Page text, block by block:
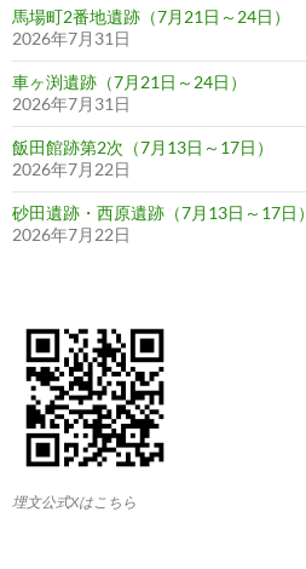
ョ
ン
馬場町2番地遺跡（7月21日～24日）
2026年7月31日
車ヶ渕遺跡（7月21日～24日）
2026年7月31日
飯田館跡第2次（7月13日～17日）
2026年7月22日
砂田遺跡・西原遺跡（7月13日～17日）
2026年7月22日
埋文公式Xはこちら